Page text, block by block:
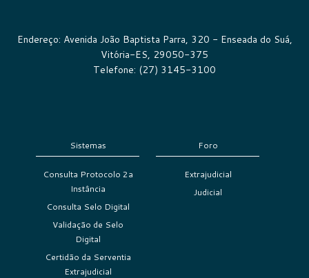
Endereço: Avenida João Baptista Parra, 320 - Enseada do Suá,
Vitória-ES, 29050-375
Telefone: (27) 3145-3100
Sistemas
Consulta Protocolo 2a
Instância
Consulta Selo Digital
Validação de Selo
Digital
Certidão da Serventia
Extrajudicial
Foro
Extrajudicial
Judicial